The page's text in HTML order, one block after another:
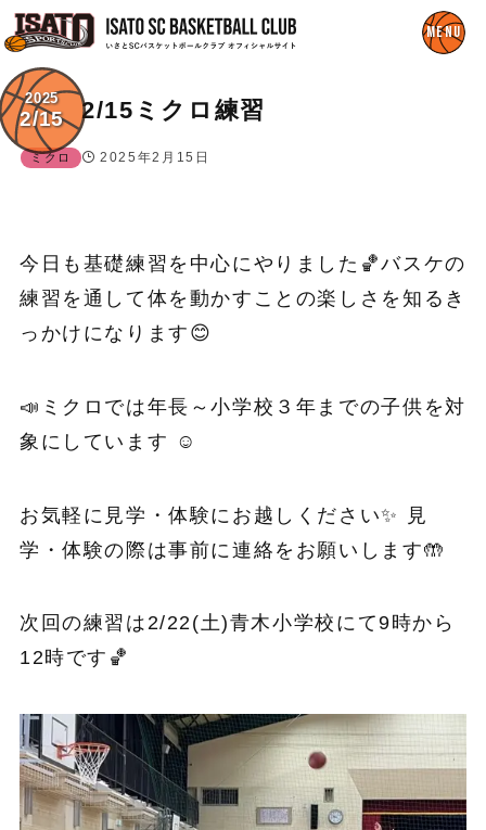
2/15ミクロ練習
2025
2/15
ミクロ 2025年2月15日
今日も基礎練習を中心にやりました🏀バスケの
練習を通して体を動かすことの楽しさを知るき
っかけになります😊
📣ミクロでは年長～小学校３年までの子供を対
象にしています ☺️
お気軽に見学・体験にお越しください✨ 見
学・体験の際は事前に連絡をお願いします🤲
次回の練習は2/22(土)青木小学校にて9時から
12時です🏀